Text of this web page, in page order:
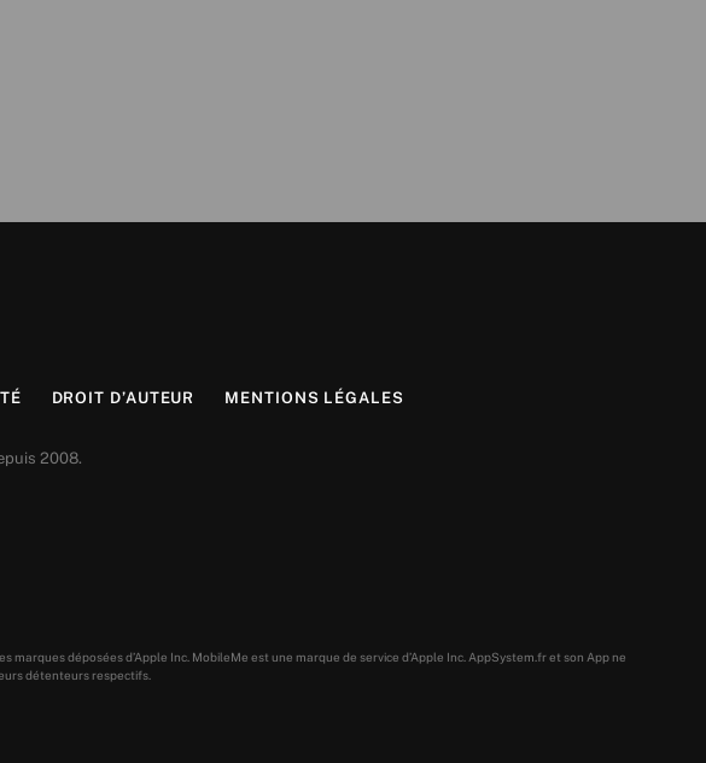
DROIT D’AUTEUR MENTIONS LÉGALES
2008.
déposées d’Apple Inc. MobileMe est une marque de service d’Apple Inc. AppSystem.fr et son App ne
détenteurs respectifs.